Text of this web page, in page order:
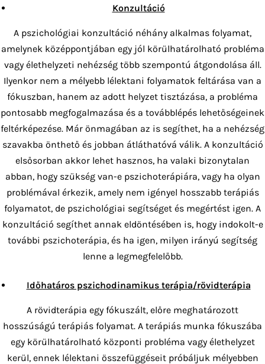
Konzultáció
A pszichológiai konzultáció néhány alkalmas folyamat,
amelynek középpontjában egy jól körülhatárolható probléma
vagy élethelyzeti nehézség több szempontú átgondolása áll.
Ilyenkor nem a mélyebb lélektani folyamatok feltárása van a
fókuszban, hanem az adott helyzet tisztázása, a probléma
pontosabb megfogalmazása és a továbblépés lehetőségeinek
feltérképezése. Már önmagában az is segíthet, ha a nehézség
szavakba önthető és jobban átláthatóvá válik. A konzultáció
elsősorban akkor lehet hasznos, ha valaki bizonytalan
abban, hogy szükség van-e pszichoterápiára, vagy ha olyan
problémával érkezik, amely nem igényel hosszabb terápiás
folyamatot, de pszichológiai segítséget és megértést igen. A
konzultáció segíthet annak eldöntésében is, hogy indokolt-e
további pszichoterápia, és ha igen, milyen irányú segítség
lenne a legmegfelelőbb.
Időhatáros pszichodinamikus terápia/rövidterápia
A rövidterápia egy fókuszált, előre meghatározott
hosszúságú terápiás folyamat. A terápiás munka fókuszába
egy körülhatárolható központi probléma vagy élethelyzet
kerül, ennek lélektani összefüggéseit próbáljuk mélyebben